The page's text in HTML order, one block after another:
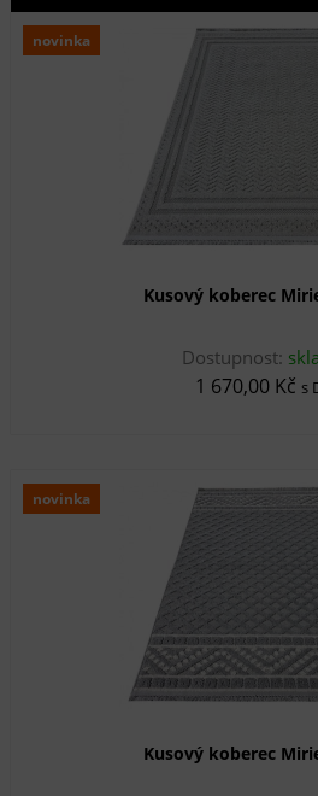
novinka
Kusový koberec
Dostupnost:
1 670,00 Kč s
novinka
Kusový koberec